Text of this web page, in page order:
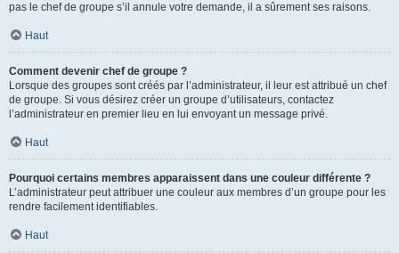
pas le chef de groupe s’il annule votre demande, il a sûrement ses raisons.
Haut
Comment devenir chef de groupe ?
Lorsque des groupes sont créés par l’administrateur, il leur est attribué un chef
de groupe. Si vous désirez créer un groupe d’utilisateurs, contactez
l’administrateur en premier lieu en lui envoyant un message privé.
Haut
Pourquoi certains membres apparaissent dans une couleur différente ?
L’administrateur peut attribuer une couleur aux membres d’un groupe pour les
rendre facilement identifiables.
Haut